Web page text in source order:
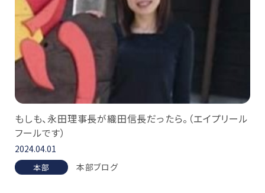
もしも、永田理事長が織田信長だったら。（エイプリール
フールです）
2024.04.01
本部 本部ブログ